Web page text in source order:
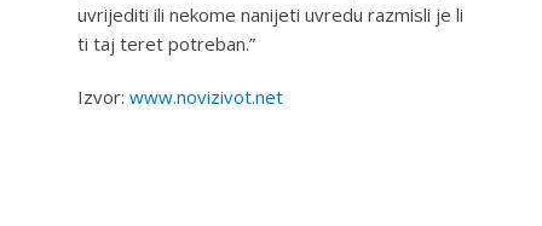
uvrijediti ili nekome nanijeti uvredu razmisli je li
ti taj teret potreban.”
Izvor: www.novizivot.net